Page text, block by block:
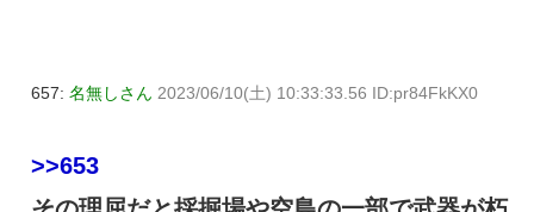
657: 名無しさん 2023/06/10(土) 10:33:33.56 ID:pr84FkKX0
>>653